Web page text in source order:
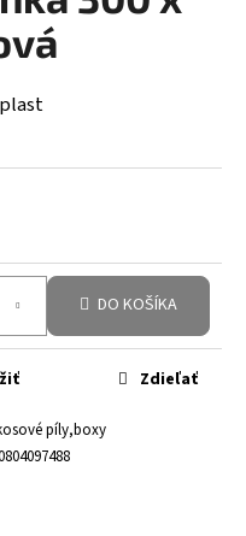
DO KOŠÍKA
píly,boxy
Zdieľať